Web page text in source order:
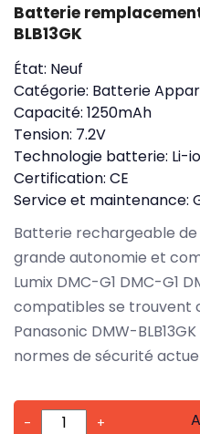
Batterie
BLB13GK
État: Neuf
Catégorie: Batterie
Capacité: 1250mAh
Tension: 7.2V
Technologie batterie: Li-
Certification: CE
Service et maintenance:
Batterie rechargeable
grande autonomie et
Lumix DMC-G1 DMC-G1
compatibles se trouvent
Panasonic DMW-
normes de sécurité
- +